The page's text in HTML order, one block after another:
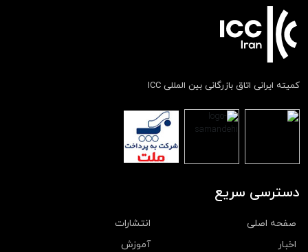
کمیته ایرانی اتاق بازرگانی بین المللی ICC
دسترسی سریع
صفحه اصلی
انتشارات
اخبار
آموزش